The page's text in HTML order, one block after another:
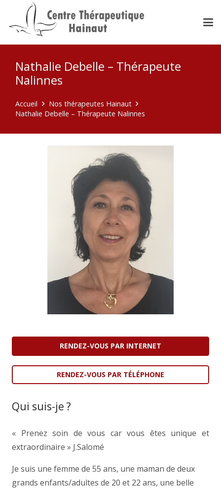
Nathalie Debelle – Thérapeute
Nalinnes
Accueil
Nos thérapeutes Hainaut
Nathalie Debelle – Thérapeute Nalinnes
RENDEZ-VOUS PAR INTERNET
RENDEZ-VOUS PAR TÉLÉPHONE
Qui suis-je ?
« Prenez soin de vous car vous êtes unique et
extraordinaire » J.Salomé
Je suis une femme de 55 ans, une maman de deux
grands enfants/adultes de 20 et 22 ans, une belle